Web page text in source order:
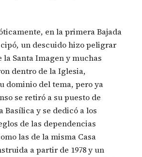
en la primera Bajada
un descuido hizo peligrar
la Santa Imagen y muchas
dentro de la Iglesia,
dominio del tema, pero ya
se retiró a su puesto de
Basílica y se dedicó a los
de las dependencias
las de la misma Casa
a partir de 1978 y un